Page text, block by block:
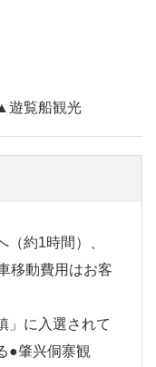
遊覧船観光
約1時間）、
移動費用はお客
」に入選されて
●肇兴侗寨観